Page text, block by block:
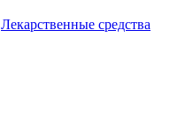
Лекарственные средства